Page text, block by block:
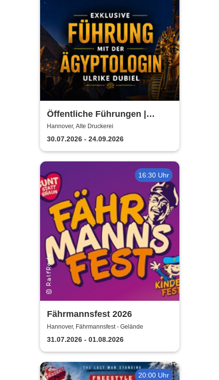
Öffentliche Führungen |
TUTANCHAMUN | Hannover -
Ein Immersives Abenteuer
Hannover, Alte Druckerei
30.07.2026 - 24.09.2026
16:30 Uhr
Fährmannsfest 2026
Hannover, Fährmannsfest - Gelände
31.07.2026 - 01.08.2026
20:00 Uhr